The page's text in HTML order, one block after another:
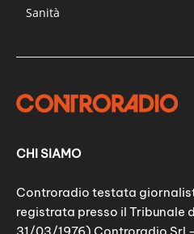
Sanità
CHI SIAMO
Controradio testata
registrata presso il Tribunale